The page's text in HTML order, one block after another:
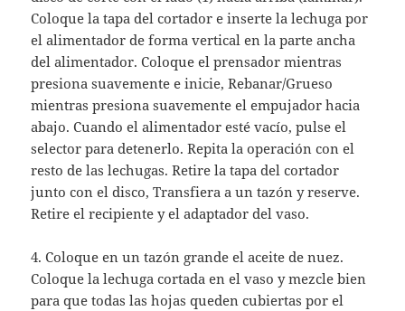
Coloque la tapa del cortador e inserte la lechuga por
el alimentador de forma vertical en la parte ancha
del alimentador. Coloque el prensador mientras
presiona suavemente e inicie, Rebanar/Grueso
mientras presiona suavemente el empujador hacia
abajo. Cuando el alimentador esté vacío, pulse el
selector para detenerlo. Repita la operación con el
resto de las lechugas. Retire la tapa del cortador
junto con el disco, Transfiera a un tazón y reserve.
Retire el recipiente y el adaptador del vaso.
4. Coloque en un tazón grande el aceite de nuez.
Coloque la lechuga cortada en el vaso y mezcle bien
para que todas las hojas queden cubiertas por el